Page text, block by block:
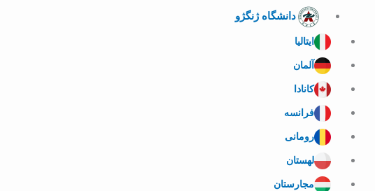
دانشگاه ژنگژو
ایتالیا
آلمان
کانادا
فرانسه
رومانی
لهستان
مجارستان